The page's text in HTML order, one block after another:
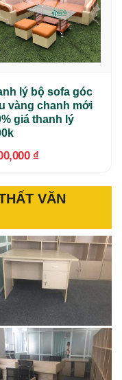
lý bộ sofa góc
vàng chanh mới
giá thanh lý
₫
VĂN